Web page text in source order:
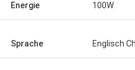
Energie 100W
Sprache Englisch